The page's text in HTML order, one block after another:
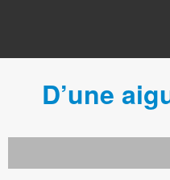
D’une